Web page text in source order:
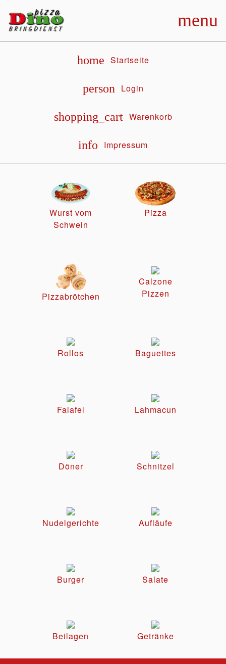
menu
home Startseite
person Login
shopping_cart Warenkorb
info Impressum
Wurst vom
Schwein
Pizza
Pizzabrötchen
Calzone
Pizzen
Rollos Baguettes
Falafel Lahmacun
Döner Schnitzel
Nudelgerichte Aufläufe
Burger Salate
Beilagen Getränke